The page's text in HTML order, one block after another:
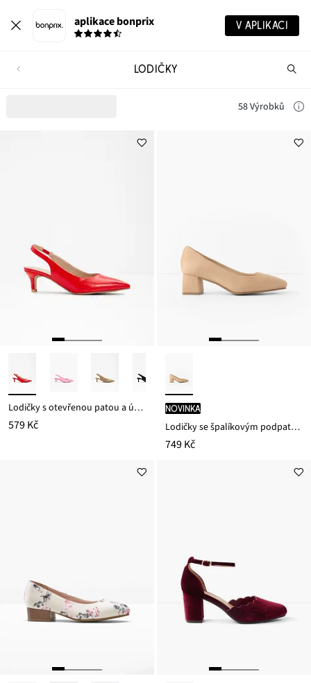
aplikace bonprix V APLIKACI
LODIČKY
58 Výrobků
Lodičky s otevřenou patou a úzkým podpatkem
579 Kč
novinka
Lodičky se špalíkovým podpatkem
749 Kč